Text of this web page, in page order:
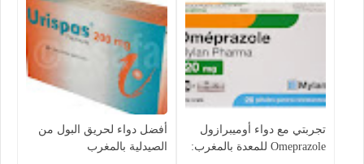
تجربتي مع دواء أوميبرازول
Omeprazole للمعدة بالمغرب:
أفضل دواء لحريق البول من
الصيدلية بالمغرب